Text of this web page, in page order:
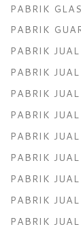
PABRIK
PABRIK
PABRIK
PABRIK
PABRIK
PABRIK
PABRIK
PABRIK
PABRIK
PABRIK
PABRIK